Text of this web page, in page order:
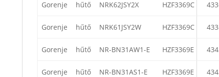
Gorenje hűtő NRK62JSY2X HZF3369C
Gorenje hűtő NRK61JSY2W HZF3369C
Gorenje hűtő NR-BN31AW1-E HZF3369E
Gorenje hűtő NR-BN31AS1-E HZF3369E